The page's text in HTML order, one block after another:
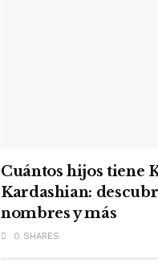
Cuántos hijos tiene
Kardashian:
nombres y más
0 SHARES